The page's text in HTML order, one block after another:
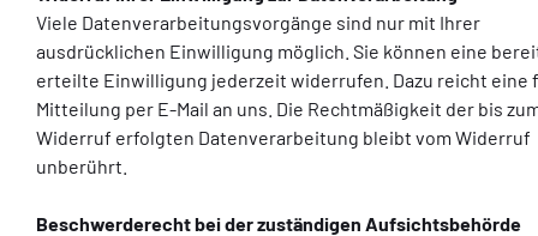
Viele Datenverarbeitungsvorgänge sind nur mit Ihrer
ausdrücklichen Einwilligung möglich. Sie können eine
erteilte Einwilligung jederzeit widerrufen. Dazu reicht eine
Mitteilung per E-Mail an uns. Die Rechtmäßigkeit der bis
Widerruf erfolgten Datenverarbeitung bleibt vom Widerruf
unberührt.
Beschwerderecht bei der zuständigen Aufsichtsbehörde